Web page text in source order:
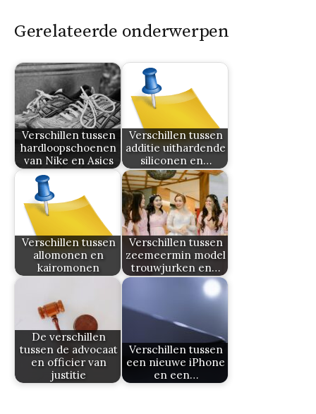
Gerelateerde onderwerpen
Verschillen tussen
hardloopschoenen
van Nike en Asics
Verschillen tussen
additie uithardende
siliconen en…
Verschillen tussen
allomonen en
kairomonen
Verschillen tussen
zeemeermin model
trouwjurken en…
De verschillen
tussen de advocaat
en officier van
justitie
Verschillen tussen
een nieuwe iPhone
en een…